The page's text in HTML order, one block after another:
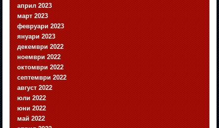
април 2023
март 2023
февруари 2023
януари 2023
декември 2022
ноември 2022
октомври 2022
септември 2022
август 2022
юли 2022
юни 2022
май 2022